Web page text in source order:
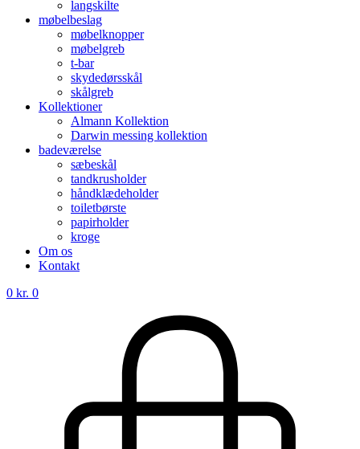
langskilte
møbelbeslag
møbelknopper
møbelgreb
t-bar
skydedørsskål
skålgreb
Kollektioner
Almann Kollektion
Darwin messing kollektion
badeværelse
sæbeskål
tandkrusholder
håndklædeholder
toiletbørste
papirholder
kroge
Om os
Kontakt
0 kr. 0